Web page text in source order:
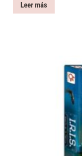
Leer más